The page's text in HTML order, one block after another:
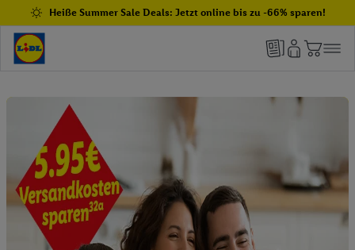
Heiße Summer Sale Deals: Jetzt online bis zu -66% sparen!